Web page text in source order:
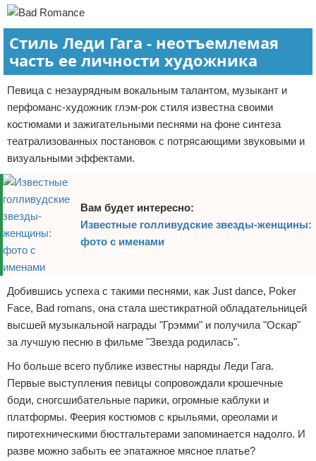
Стиль Леди Гага - неотъемлемая
часть ее личности художника
Певица с незаурядным вокальным талантом, музыкант и
перфоманс-художник глэм-рок стиля известна своими
костюмами и зажигательными песнями на фоне синтеза
театрализованных постановок с потрясающими звуковыми и
визуальными эффектами.
Вам будет интересно:
Известные голливудские звезды-женщины:
фото с именами
Добившись успеха с такими песнями, как Just dance, Poker
Face, Bad romans, она стала шестикратной обладательницей
высшей музыкальной награды "Грэмми" и получила "Оскар"
за лучшую песню в фильме "Звезда родилась".
Но больше всего публике известны наряды Леди Гага.
Первые выступления певицы сопровождали крошечные
боди, сногсшибательные парики, огромные каблуки и
платформы. Феерия костюмов с крыльями, ореолами и
пиротехническими бюстгальтерами запоминается надолго. И
разве можно забыть ее эпатажное мясное платье?